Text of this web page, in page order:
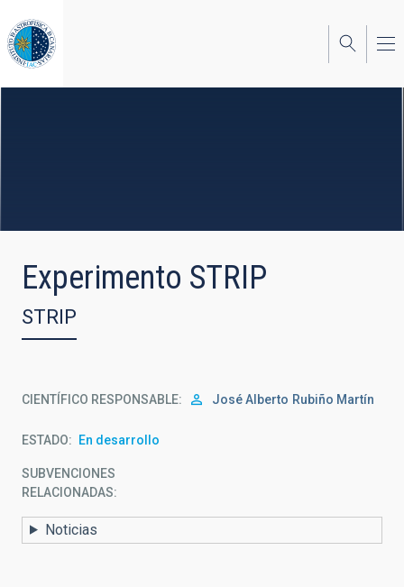
al
contenido
principal
Experimento STRIP
STRIP
CIENTÍFICO RESPONSABLE José Alberto Rubiño Martín
ESTADO En desarrollo
SUBVENCIONES
RELACIONADAS:
Noticias